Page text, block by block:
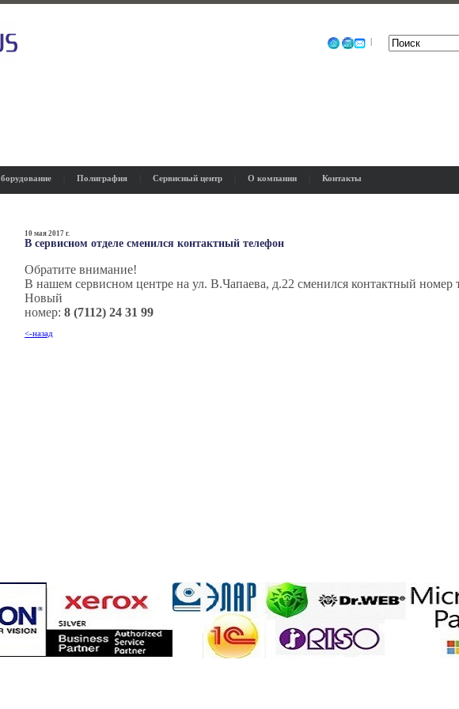
|
Полиграфия Сервисный центр О компании Контакты
10 мая 2017 г.
В сервисном отделе сменился контактный телефон
Обратите внимание!
В нашем сервисном центре на ул. В.Чапаева, д.22 сменился контактный номер
Новый
номер: 8 (7112) 24 31 99
<-назад